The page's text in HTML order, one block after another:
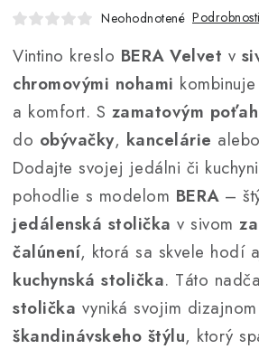
Neohodnotené
Vintino kreslo BERA Velvet v
chromovými nohami
a komfort. S zamatovým
do obývačky, kancelárie alebo
Dodajte svojej jedálni či
pohodlie s modelom BERA–
jedálenská stolička v sivom
čalúnení, ktorá sa skvele hodí
kuchynská stolička. Táto
stolička vyniká svojim
škandinávskeho štýlu, ktorý